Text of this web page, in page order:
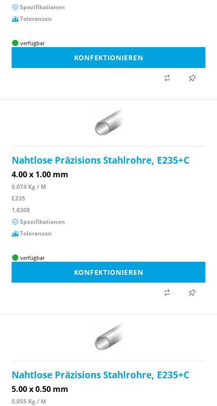
Spezifikationen
Toleranzen
verfügbar
KONFEKTIONIEREN
Nahtlose Präzisions Stahlrohre, E235+C
4.00 x 1.00 mm
0.074 Kg / M
E235
1.0308
Spezifikationen
Toleranzen
verfügbar
KONFEKTIONIEREN
Nahtlose Präzisions Stahlrohre, E235+C
5.00 x 0.50 mm
0.055 Kg / M